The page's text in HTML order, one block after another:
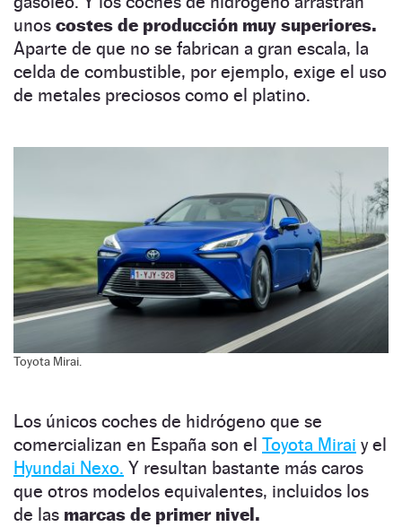
unos costes de producción muy superiores.
Aparte de que no se fabrican a gran escala, la
celda de combustible, por ejemplo, exige el uso
de metales preciosos como el platino.
Toyota Mirai.
Los únicos coches de hidrógeno que se
comercializan en España son el Toyota Mirai y el
Hyundai Nexo. Y resultan bastante más caros
que otros modelos equivalentes, incluidos los
de las marcas de primer nivel.